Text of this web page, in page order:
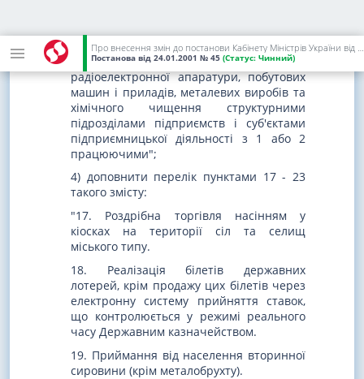
Про внесення змін до постанови Кабінету Міністрів України від 23 серпня 2000 р. N 1336
Постанова від 24.01.2001 № 45 (Статус: Чинний)
трикотажних виробів, виробів
текстильної та шкіряної галантереї,
радіоелектронної апаратури, побутових
машин і приладів, металевих виробів та
хімічного чищення структурними
підрозділами підприємств і суб'єктами
підприємницької діяльності з 1 або 2
працюючими";
4) доповнити перелік пунктами 17 - 23
такого змісту:
"17. Роздрібна торгівля насінням у
кіосках на території сіл та селищ
міського типу.
18. Реалізація білетів державних
лотерей, крім продажу цих білетів через
електронну систему прийняття ставок,
що контролюється у режимі реального
часу Державним казначейством.
19. Приймання від населення вторинної
сировини (крім металобрухту).